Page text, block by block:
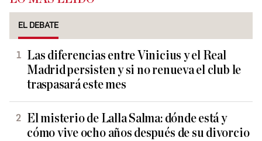
EL DEBATE
Las diferencias entre Vinicius y el Real
Madrid persisten y si no renueva el club le
traspasará este mes
El misterio de Lalla Salma: dónde está y
cómo vive ocho años después de su divorcio